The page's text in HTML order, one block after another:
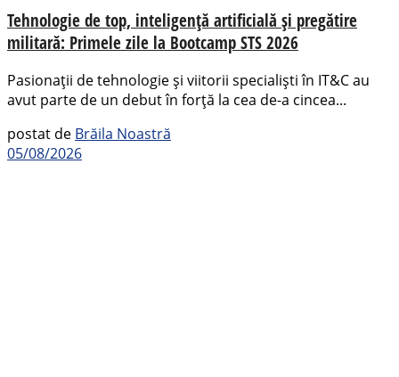
Tehnologie de top, inteligență artificială și pregătire
militară: Primele zile la Bootcamp STS 2026
Pasionații de tehnologie și viitorii specialiști în IT&C au
avut parte de un debut în forță la cea de-a cincea...
postat de Brăila Noastră
05/08/2026